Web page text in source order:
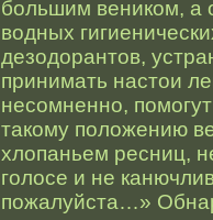
большим веником, а
водных
дезодорантов,
принимать настои
несомненно,
такому положению
хлопаньем ресниц,
голосе и не
пожалуйста…»